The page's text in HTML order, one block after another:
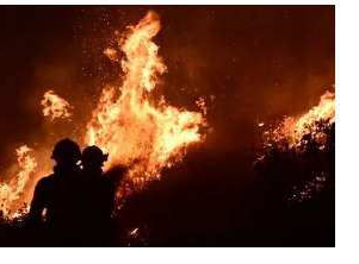
σήμερα (8/8) στην Αττική – Δείτε
2026 04:00
σε συμφωνία Ομάν και Ιράν – Τι
αξιωματούχος
23:48
Ηλεία: 31χρονη έπεσε στην άμμο και
αυχένα